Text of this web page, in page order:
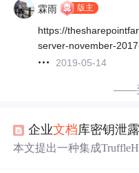
霖雨 版主
https://
server-november-
2019-05-14
——
企业文档库密钥泄
本文提出一种集成